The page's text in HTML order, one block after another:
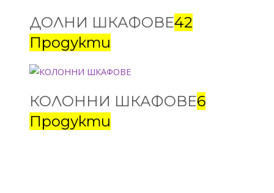
ДОЛНИ ШКАФОВЕ42
Продукти
КОЛОННИ ШКАФОВЕ6
Продукти